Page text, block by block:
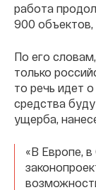
работа
900
По его
только
то речь идет
средства
ущерба,
«В Европе,